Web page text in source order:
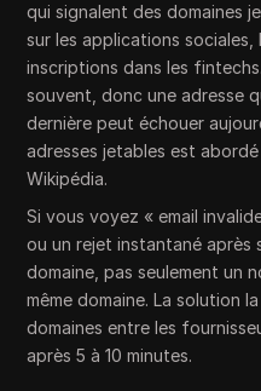
qui signalent des domaines
sur les applications sociales,
inscriptions dans les
souvent, donc une adresse
dernière peut échouer
adresses jetables est
Wikipédia.
Si vous voyez « email
ou un rejet instantané après
domaine, pas seulement un
même domaine. La solution
domaines entre les
après 5 à 10 minutes.